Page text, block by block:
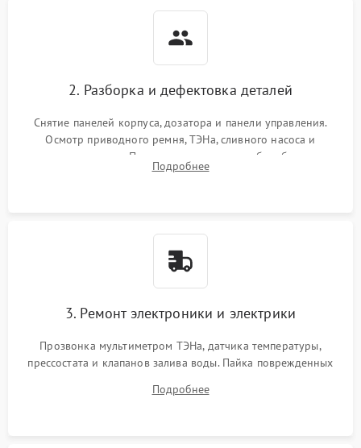
2. Разборка и дефектовка деталей
Снятие панелей корпуса, дозатора и панели управления.
Осмотр приводного ремня, ТЭНа, сливного насоса и
амортизаторов. Проверка подшипников барабана и
крестовины на износ, а манжеты люка на разрывы.
Подробнее
3. Ремонт электроники и электрики
Прозвонка мультиметром ТЭНа, датчика температуры,
прессостата и клапанов залива воды. Пайка поврежденных
Восстановление целостности проводки и контактов.
Подробнее